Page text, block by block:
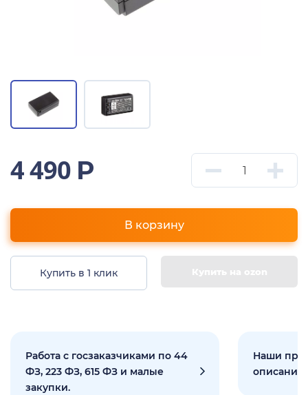
4 490 Р
В корзину
Купить в 1 клик Купить на ozon
Работа с госзаказчиками по 44
ФЗ, 223 ФЗ, 615 ФЗ и малые
закупки.
Наши